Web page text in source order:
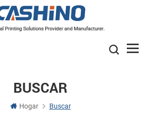
BUSCAR
Hogar Buscar